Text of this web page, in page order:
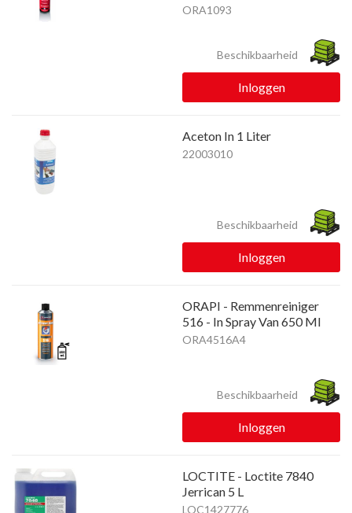
ORA1093
Beschikbaarheid
Inloggen
Aceton In 1 Liter
22003010
Beschikbaarheid
Inloggen
ORAPI - Remmenreiniger
516 - In Spray Van 650 Ml
ORA4516A4
Beschikbaarheid
Inloggen
LOCTITE - Loctite 7840
Jerrican 5 L
LOC1427776